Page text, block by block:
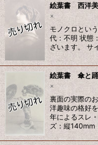
絵葉書 西洋
×
モノクロとい
代：不明 状態
ざいます。
絵葉書 傘と
×
裏面の実際の
洋趣味の格好
年によるスレ
ズ：縦